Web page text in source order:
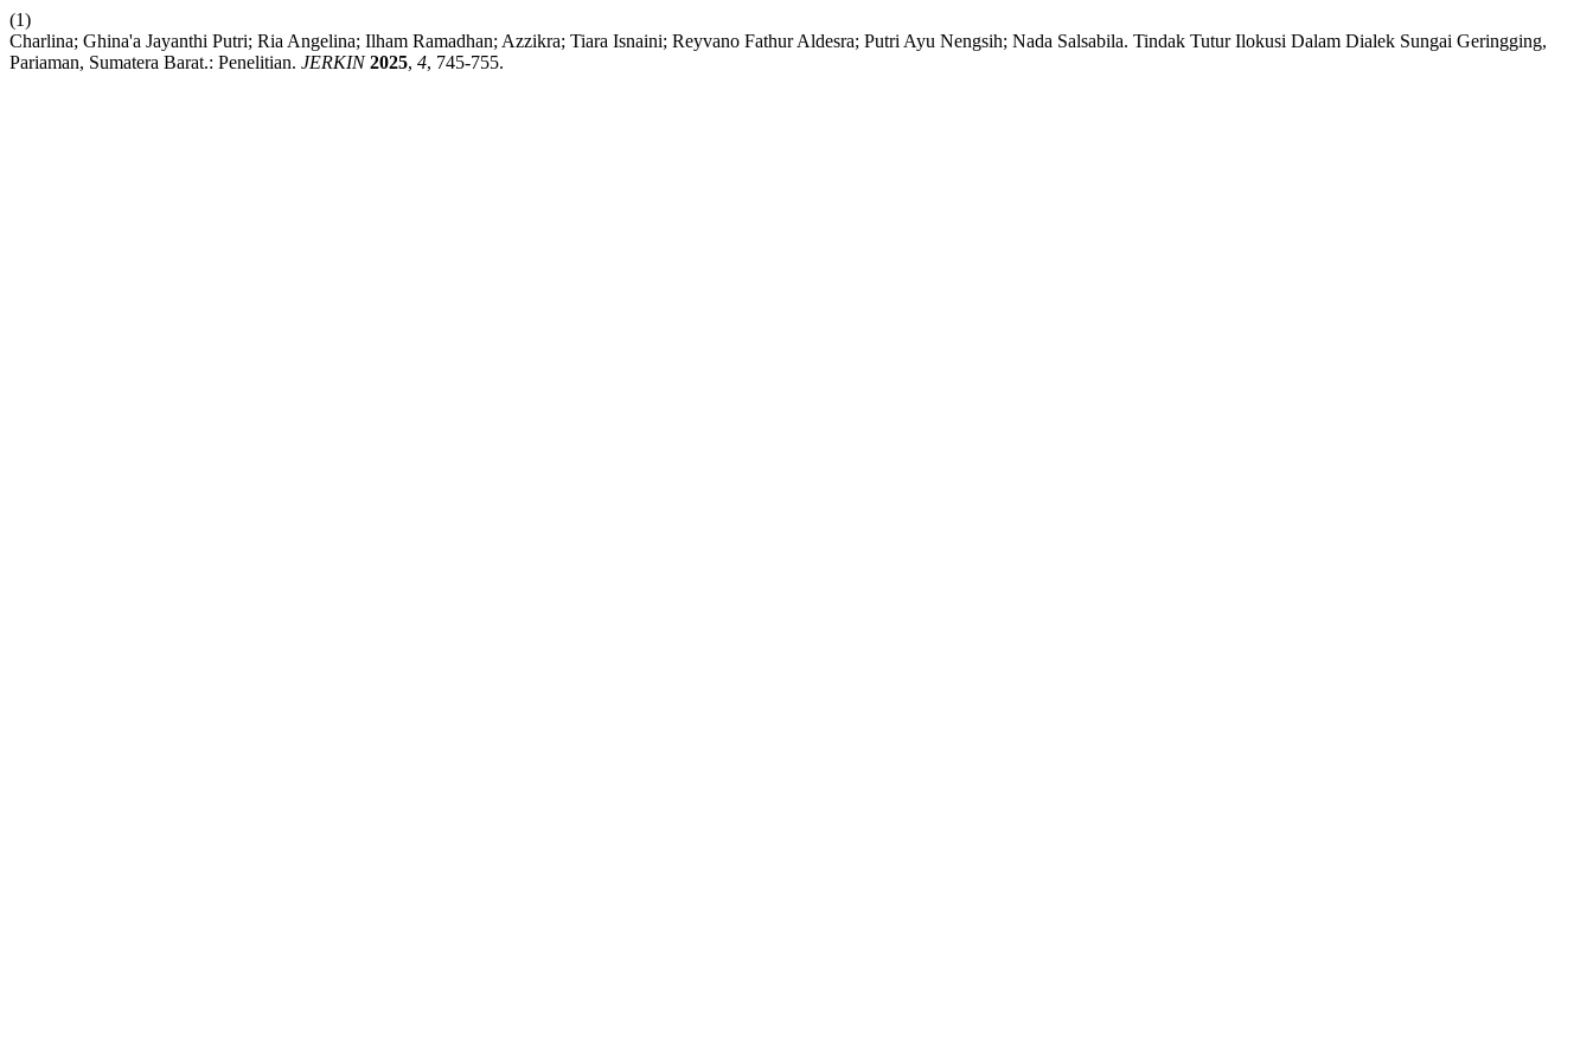
(1)
Charlina; Ghina'a Jayanthi Putri; Ria Angelina; Ilham Ramadhan; Azzikra; Tiara Isnaini; Reyvano Fathur Aldesra; Putri Ayu Nengsih; Nada Salsabila. Tindak Tutur Ilokusi Dalam Dialek Sungai Geringging,
Pariaman, Sumatera Barat.: Penelitian. JERKIN 2025, 4, 745-755.